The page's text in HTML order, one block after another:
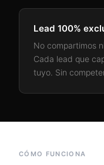
Lead 100%
No compartimos
Cada lead que
tuyo. Sin
CÓMO FUNCIONA